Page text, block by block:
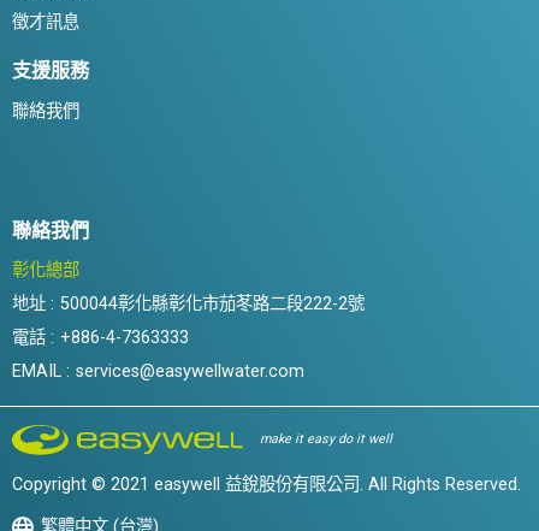
徵才訊息
支援服務
聯絡我們
聯絡我們
彰化總部
地址 : 500044彰化縣彰化市茄苳路二段222-2號
電話 : +886-4-7363333
EMAIL : services@easywellwater.com
make it easy do it well
Copyright © 2021 easywell 益銳股份有限公司. All Rights Reserved.